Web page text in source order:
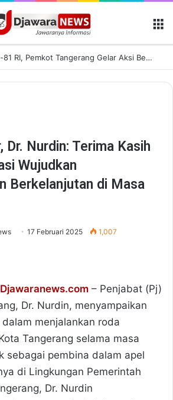
Semarak HUT Ke-81 RI, Pemkot Tangerang Gelar Aksi Bersih Kota dan Bagikan Bendera Merah Putih
Dr. Nurdin: Terima Kasih
Wujudkan
Berkelanjutan di Masa
17 Februari 2025 1,007
Djawaranews.com – Penjabat (Pj)
Dr. Nurdin, menyampaikan
menjalankan roda
Tangerang selama masa
sebagai pembina dalam apel
di Lingkungan Pemerintah
Dr. Nurdin